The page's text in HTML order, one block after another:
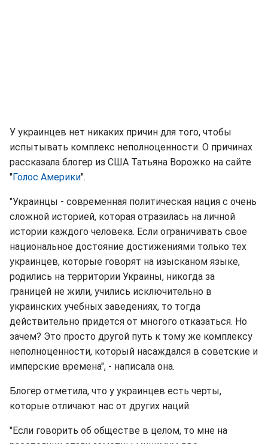
У украинцев нет никаких причин для того, чтобы
испытывать комплекс неполноценности. О причинах
рассказала блогер из США Татьяна Ворожко на сайте
"Голос Америки".
"Украинцы - современная политическая нация с очень
сложной историей, которая отразилась на личной
истории каждого человека. Если ограничивать свое
национальное достояние достижениями только тех
украинцев, которые говорят на изысканом языке,
родились на территории Украины, никогда за
границей не жили, учились исключительно в
украинских учебных заведениях, то тогда
действительно придется от многого отказаться. Но
зачем? Это просто другой путь к тому же комплексу
неполноценности, который насаждался в советские и
имперские времена", - написала она.
Блогер отметила, что у украинцев есть черты,
которые отличают нас от других наций.
"Если говорить об обществе в целом, то мне на